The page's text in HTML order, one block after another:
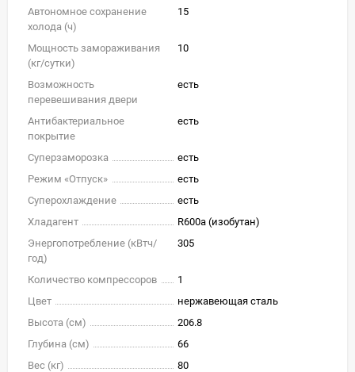
Автономное сохранение
холода (ч)
15
Мощность замораживания
(кг/cутки)
10
Возможность
перевешивания двери
есть
Антибактериальное
покрытие
есть
Суперзаморозка
есть
Режим «Отпуск»
есть
Суперохлаждение
есть
Хладагент
R600a (изобутан)
Энергопотребление (кВтч/
год)
305
Количество компрессоров
1
Цвет
нержавеющая сталь
Высота (см)
206.8
Глубина (см)
66
Вес (кг)
80